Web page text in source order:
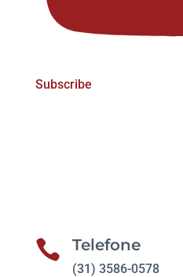
Subscribe
 Telefone
(31) 3586-0578